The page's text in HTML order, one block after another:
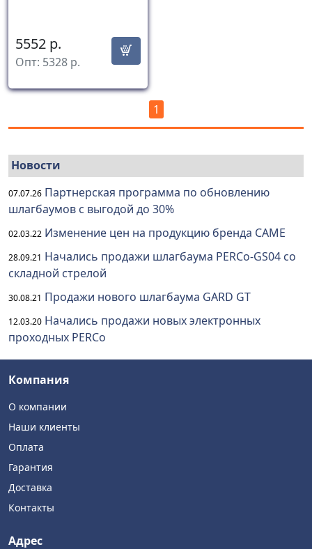
5552 р.
Опт: 5328 р.
1
Новости
07.07.26 Партнерская программа по обновлению
шлагбаумов с выгодой до 30%
02.03.22 Изменение цен на продукцию бренда CAME
28.09.21 Начались продажи шлагбаума PERCo-GS04 со
складной стрелой
30.08.21 Продажи нового шлагбаума GARD GT
12.03.20 Начались продажи новых электронных
проходных PERCo
Компания
О компании
Наши клиенты
Оплата
Гарантия
Доставка
Контакты
Адрес